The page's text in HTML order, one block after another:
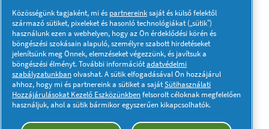
Kövessen minket:
Adataim
Adatvédelmi közlemény
Közösségünk tagjaként, mi és partnereinksaját és külső felektől
származó sütiket, pixeleket és hasonló technológiákat („sütik”)
használunk ezen a webhelyen, hogy az Ön érdeklődési körén és
böngészési szokásain alapuló, személyre szabott hirdetéseket
jelenítsünk meg Önnek, elemzéseket végezzünk, és javítsuk a
böngészési élményt. További információtadatvédelmi
szabályzatunkbanolvashat. A sütik elfogadásával Ön hozzájárul
ahhoz, hogy mi és partnereink a sütiket a sajátSütihasználati
Hozzájárulásokat Kezelő Eszközünkbenfelsorolt céloknak megfelelően
használjuk, ahol a sütik bármikor egyszerűen kikapcsolhatók.